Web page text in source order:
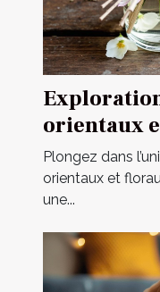
orientaux
une
Plongez dans
orientaux et
une...